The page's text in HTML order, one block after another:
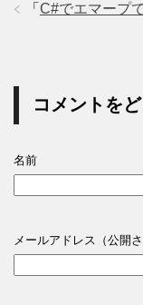
「 C#でエマープ
コメントを
名前
メールアドレス（公開